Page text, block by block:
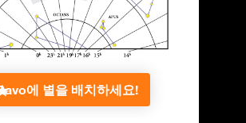
에 별을 배치하세요!